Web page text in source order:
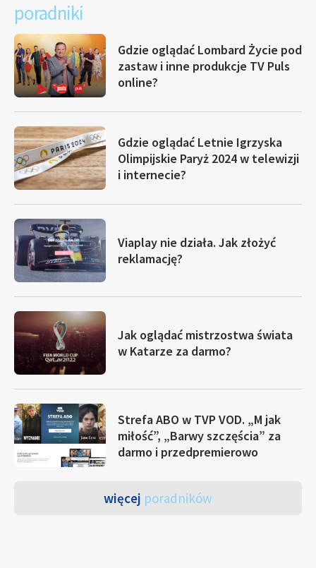
poradniki
Gdzie oglądać Lombard Życie pod
zastaw i inne produkcje TV Puls
online?
Gdzie oglądać Letnie Igrzyska
Olimpijskie Paryż 2024 w telewizji
i internecie?
Viaplay nie działa. Jak złożyć
reklamację?
Jak oglądać mistrzostwa świata
w Katarze za darmo?
Strefa ABO w TVP VOD. „M jak
miłość”, „Barwy szczęścia” za
darmo i przedpremierowo
więcej poradników